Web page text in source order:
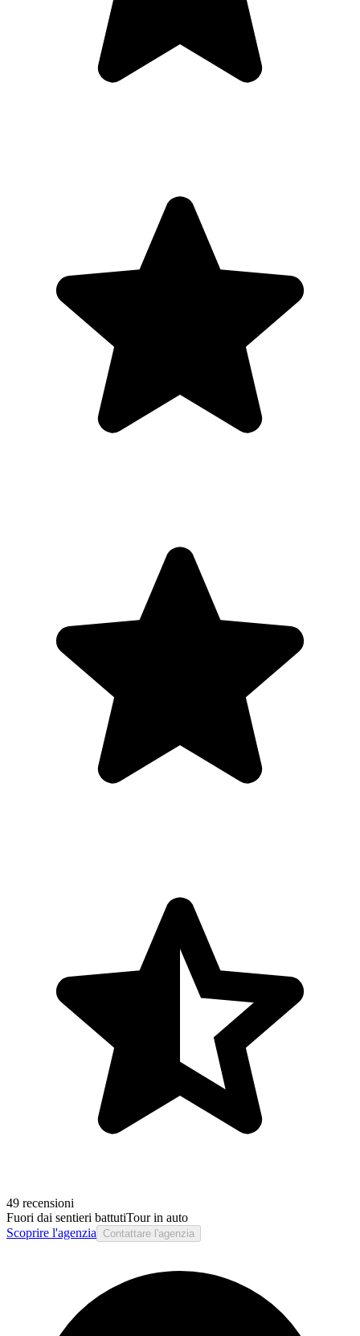
49 recensioni
Fuori dai sentieri battutiTour in auto
Scoprire l'agenzia
Contattare l'agenzia